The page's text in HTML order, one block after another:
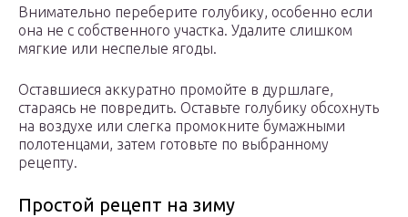
Внимательно переберите голубику, особенно если
она не с собственного участка. Удалите слишком
мягкие или неспелые ягоды.
Оставшиеся аккуратно промойте в дуршлаге,
стараясь не повредить. Оставьте голубику обсохнуть
на воздухе или слегка промокните бумажными
полотенцами, затем готовьте по выбранному
рецепту.
Простой рецепт на зиму